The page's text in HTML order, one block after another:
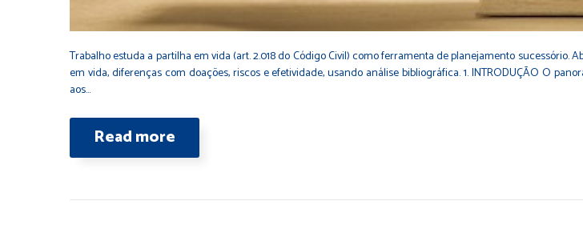
Trabalho estuda a partilha em vida (art. 2.018 do Código Civil) como ferramenta de planejamento
em vida, diferenças com doações, riscos e efetividade, usando análise bibliográfica. 1. INTRODUÇÃO O
aos…
Read more